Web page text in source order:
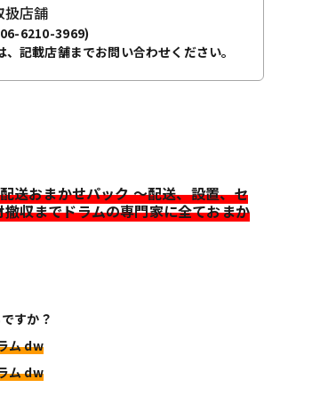
扱店舗
6210-3969)
記載店舗までお問い合わせください。
送おまかせパック ～配送、設置、セ
収までドラムの専門家に全ておまか
すか？
ム dw
ム dw